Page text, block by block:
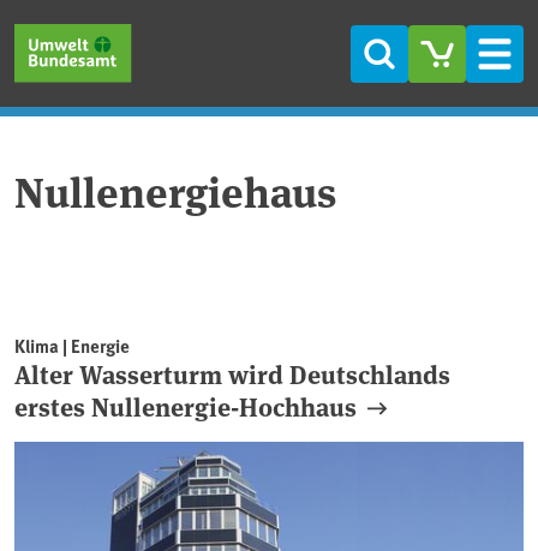
Suche
Nullenergiehaus
Klima | Energie
Alter Wasserturm wird Deutschlands
erstes Nullenergie-Hochhaus